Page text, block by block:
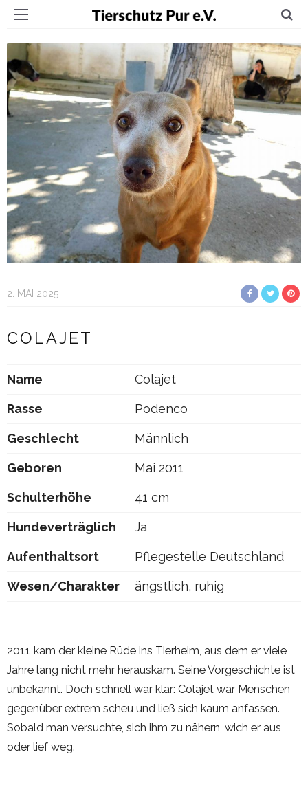
2. MAI 2025
COLAJET
Name Colajet
Rasse Podenco
Geschlecht Männlich
Geboren Mai 2011
Schulterhöhe 41 cm
Hundeverträglich Ja
Aufenthaltsort Pflegestelle Deutschland
Wesen/Charakter ängstlich, ruhig
2011 kam der kleine Rüde ins Tierheim, aus dem er viele
Jahre lang nicht mehr herauskam. Seine Vorgeschichte ist
unbekannt. Doch schnell war klar: Colajet war Menschen
gegenüber extrem scheu und ließ sich kaum anfassen.
Sobald man versuchte, sich ihm zu nähern, wich er aus
oder lief weg.